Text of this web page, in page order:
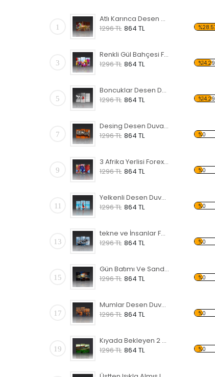
1
Atlı Karınca Desen Duvar Panosu
1296 TL 864 TL
3
Renkli Gül Bahçesi Forex Tablo
1296 TL 864 TL %14.29
5
Boncuklar Desen Duvar Panosu
1296 TL 864 TL %14.29
7
Desing Desen Duvar Panosu
1296 TL 864 TL %0
9
3 Afrika Yerlisi Forex Tablo
1296 TL 864 TL %0
11
Yelkenli Desen Duvar Panosu
1296 TL 864 TL %0
13
tekne ve İnsanlar Forex Tablo
1296 TL 864 TL %0
15
Gün Batımı Ve Sandal Desen Duvar Panosu
1296 TL 864 TL %0
17
Mumlar Desen Duvar Panosu
1296 TL 864 TL %0
19
Kıyada Bekleyen 2 Sandal Forex Tablo
1296 TL 864 TL %0